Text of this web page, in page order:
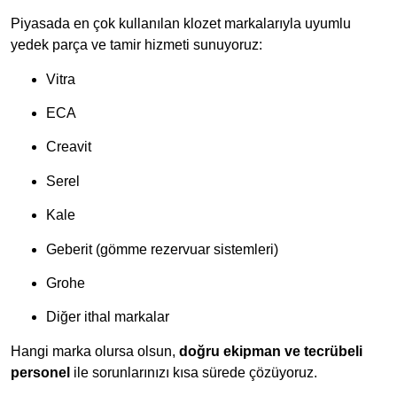
Piyasada en çok kullanılan klozet markalarıyla uyumlu
yedek parça ve tamir hizmeti sunuyoruz:
Vitra
ECA
Creavit
Serel
Kale
Geberit (gömme rezervuar sistemleri)
Grohe
Diğer ithal markalar
Hangi marka olursa olsun, doğru ekipman ve tecrübeli
personel ile sorunlarınızı kısa sürede çözüyoruz.